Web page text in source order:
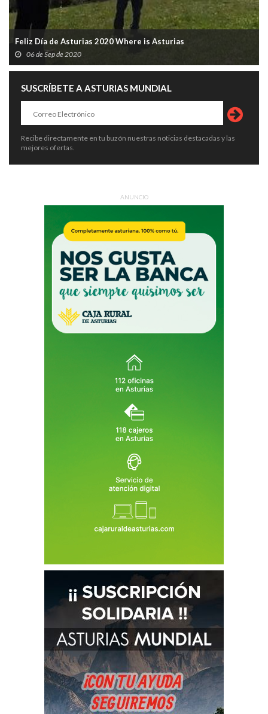
Feliz Día de Asturias 2020 Where is Asturias
06 de Sep de 2020
SUSCRÍBETE A ASTURIAS MUNDIAL
Recibe directamente en tu buzón nuestras noticias destacadas y las
mejores ofertas.
ANUNCIO